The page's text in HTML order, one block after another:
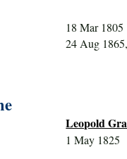
18 Mar 1805
24 Aug
Leopold
1 May 1825